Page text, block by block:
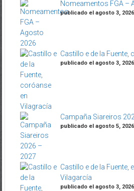
Nomeamentos FGA –
publicado el agosto 3, 2026
Castillo e de la
publicado el agosto 3, 2026
Campaña Siareiros
publicado el agosto 5, 2026
Castillo e de la Fuente,
Vilagarcía
publicado el agosto 3, 2026